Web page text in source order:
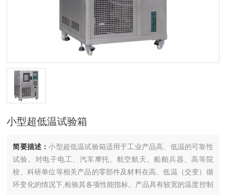
小型超低温试验箱
简要描述：小型超低温试验箱适用于工业产品高、低温的可靠性
试验。对电子电工、汽车摩托、航空航天、船舶兵器、高等院
校、科研单位等相关产品的零部件及材料在高、低温（交变）循
环变化的情况下,检验其各项性能指标。产品具有较宽的温度控制